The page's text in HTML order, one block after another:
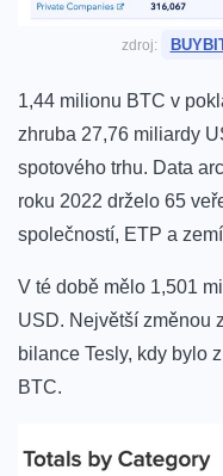
zdroj:
1,44 milionu BTC v
zhruba 27,76 miliardy
spotového trhu. Data
roku 2022 drželo 65
společností, ETP a
V té době mělo 1,501
USD. Největší změnou
bilance Tesly, kdy bylo
BTC.